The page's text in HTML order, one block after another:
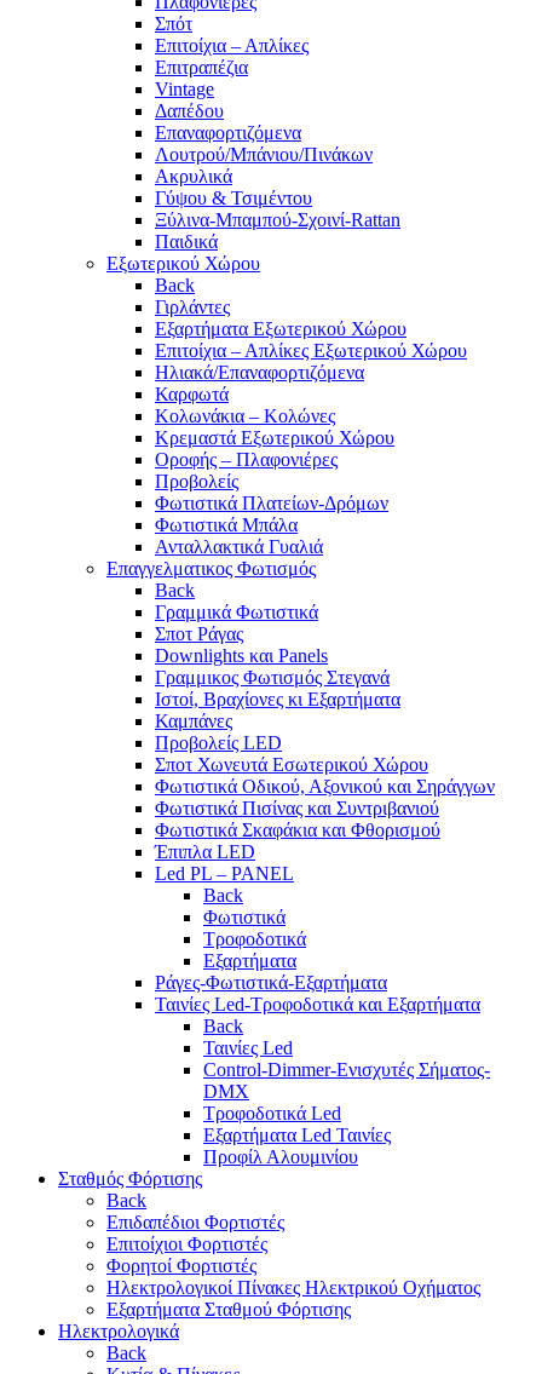
Σπότ
Επιτοίχια – Απλίκες
Επιτραπέζια
Vintage
Δαπέδου
Επαναφορτιζόμενα
Λουτρού/Μπάνιου/Πινάκων
Ακρυλικά
Γύψου & Τσιμέντου
Ξύλινα-Μπαμπού-Σχοινί-Rattan
Παιδικά
Εξωτερικού Χώρου
Back
Γιρλάντες
Εξαρτήματα Εξωτερικού Χώρου
Επιτοίχια – Απλίκες Εξωτερικού Χώρου
Ηλιακά/Επαναφορτιζόμενα
Καρφωτά
Κολωνάκια – Κολώνες
Κρεμαστά Εξωτερικού Χώρου
Οροφής – Πλαφονιέρες
Προβολείς
Φωτιστικά Πλατείων-Δρόμων
Φωτιστικά Μπάλα
Ανταλλακτικά Γυαλιά
Επαγγελματικος Φωτισμός
Back
Γραμμικά Φωτιστικά
Σποτ Ράγας
Downlights και Panels
Γραμμικος Φωτισμός Στεγανά
Ιστοί, Βραχίονες κι Εξαρτήματα
Καμπάνες
Προβολείς LED
Σποτ Χωνευτά Εσωτερικού Χώρου
Φωτιστικά Οδικού, Αξονικού και Σηράγγων
Φωτιστικά Πισίνας και Συντριβανιού
Φωτιστικά Σκαφάκια και Φθορισμού
Έπιπλα LED
Led PL – PANEL
Back
Φωτιστικά
Τροφοδοτικά
Εξαρτήματα
Ράγες-Φωτιστικά-Εξαρτήματα
Ταινίες Led-Τροφοδοτικά και Εξαρτήματα
Back
Ταινίες Led
Control-Dimmer-Ενισχυτές Σήματος-
DMX
Τροφοδοτικά Led
Εξαρτήματα Led Ταινίες
Προφίλ Αλουμινίου
Σταθμός Φόρτισης
Back
Επιδαπέδιοι Φορτιστές
Επιτoίχιοι Φορτιστές
Φορητοί Φορτιστές
Ηλεκτρολογικοί Πίνακες Ηλεκτρικού Οχήματος
Εξαρτήματα Σταθμού Φόρτισης
Ηλεκτρολογικά
Back